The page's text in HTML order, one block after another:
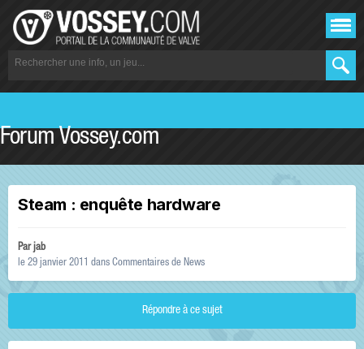
Forum Vossey.com
Steam : enquête hardware
Par jab
le 29 janvier 2011 dans Commentaires de News
Répondre à ce sujet